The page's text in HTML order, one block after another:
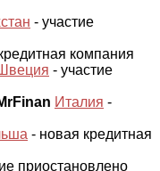
- участие
компания
- участие
Италия -
- новая кредитная
приостановлено